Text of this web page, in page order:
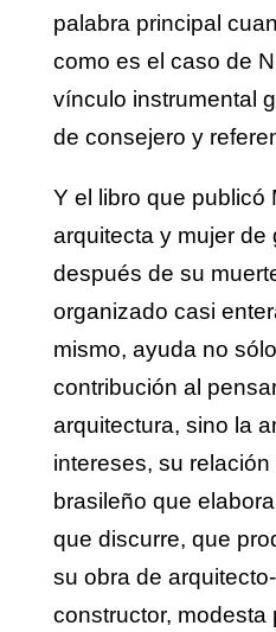
palabra principal
como es el caso de
vínculo instrumental
de consejero y
Y el libro que publicó
arquitecta y mujer de
después de su
organizado casi
mismo, ayuda no
contribución al
arquitectura, sino la
intereses, su
brasileño que
que discurre, que
su obra de
constructor, modesta